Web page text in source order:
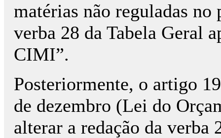
matérias não reguladas no
verba 28 da Tabela Geral
CIMI”.
Posteriormente, o artigo
de dezembro (Lei do
alterar a redação da